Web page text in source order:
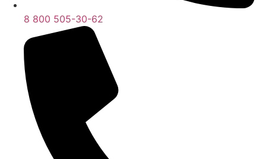
8 800 505-30-62